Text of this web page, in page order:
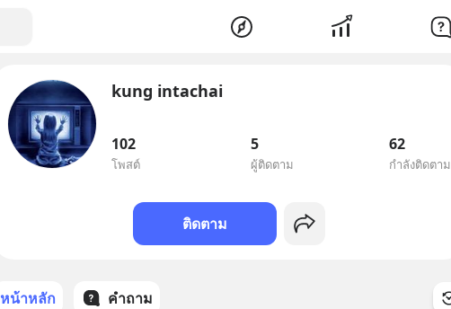
kung intachai
102
โพสต์
5
ผู้ติดตาม
62
กำลังติดตาม
ติดตาม
หน้าหลัก คำถาม